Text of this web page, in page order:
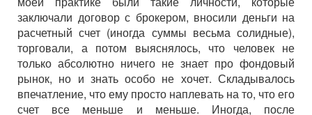
заключали договор с брокером, вносили деньги на
расчетный счет (иногда суммы весьма солидные),
торговали, а потом выяснялось, что человек не
только абсолютно ничего не знает про фондовый
рынок, но и знать особо не хочет. Складывалось
впечатление, что ему просто наплевать на то, что его
счет все меньше и меньше. Иногда, после